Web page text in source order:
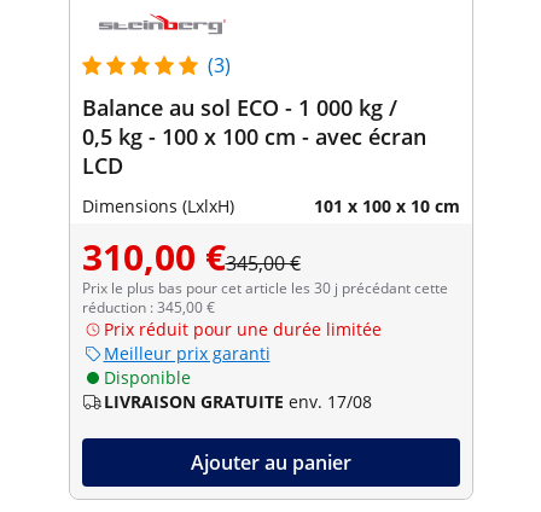
(3)
Balance au sol ECO - 1 000 kg /
0,5 kg - 100 x 100 cm - avec écran
LCD
Dimensions (LxlxH) 101 x 100 x 10 cm
310,00 €345,00 €
Prix le plus bas pour cet article les 30 j précédant cette
réduction : 345,00 €
Prix réduit pour une durée limitée
Meilleur prix garanti
Disponible
LIVRAISON GRATUITE env. 17/08
Ajouter au panier